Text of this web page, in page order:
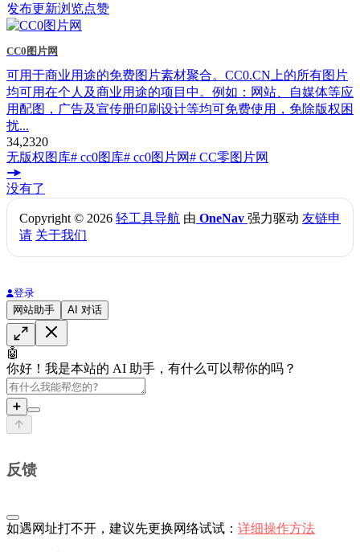
发布更新浏览点赞
CC0图片网
可用于商业用途的免费图片素材聚合。CC0.CN上的所有图片
均可用在个人及商业用途的项目中。例如：网站、自媒体等应
用配图，广告及宣传册印刷设计等均可免费使用，免除版权困
扰...
34,2320
无版权图库# cc0图库# cc0图片网# CC零图片网
没有了
Copyright © 2026 轻工具导航 由 OneNav 强力驱动 友链申
请 关于我们
登录
网站助手
AI 对话
🤖
你好！我是本站的 AI 助手，有什么可以帮你的吗？
➕
反馈
如遇网址打不开，建议先更换网络试试： 详细操作方法